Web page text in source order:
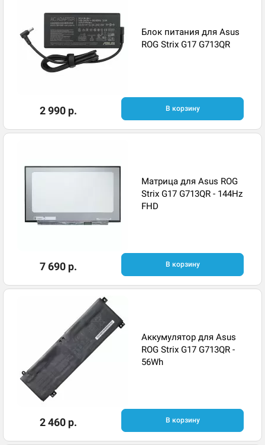
Блок питания для Asus
ROG Strix G17 G713QR
2 990 р. В корзину
Матрица для Asus ROG
Strix G17 G713QR - 144Hz
FHD
7 690 р. В корзину
Аккумулятор для Asus
ROG Strix G17 G713QR -
56Wh
2 460 р. В корзину